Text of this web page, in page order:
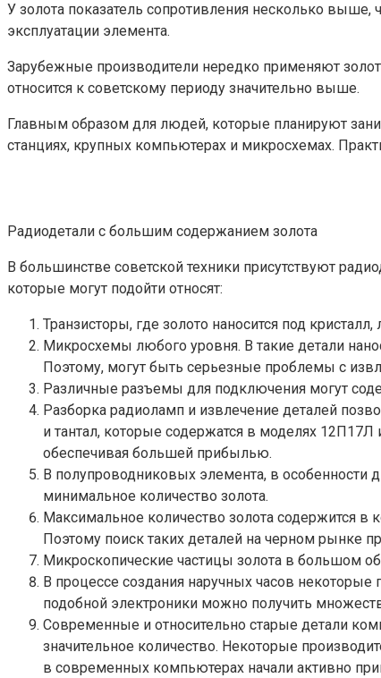
У золота показатель сопротивления несколько
эксплуатации элемента.
Зарубежные производители нередко применяют
относится к советскому периоду значительно выше.
Главным образом для людей, которые планируют
станциях, крупных компьютерах и микросхемах.
Радиодетали с большим содержанием золота
В большинстве советской техники присутствуют
которые могут подойти относят:
Транзисторы, где золото наносится под
Микросхемы любого уровня. В такие детали
Поэтому, могут быть серьезные проблемы с
Различные разъемы для подключения могут
Разборка радиоламп и извлечение деталей
и тантал, которые содержатся в моделях
обеспечивая большей прибылью.
В полупроводниковых элемента, в особенности
минимальное количество золота.
Максимальное количество золота содержится в
Поэтому поиск таких деталей на черном рынке
Микроскопические частицы золота в большом
В процессе создания наручных часов
подобной электроники можно получить
Современные и относительно старые детали
значительное количество. Некоторые
в современных компьютерах начали активно